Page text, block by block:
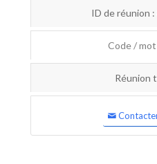
ID de réunion :
Code /
Réunion